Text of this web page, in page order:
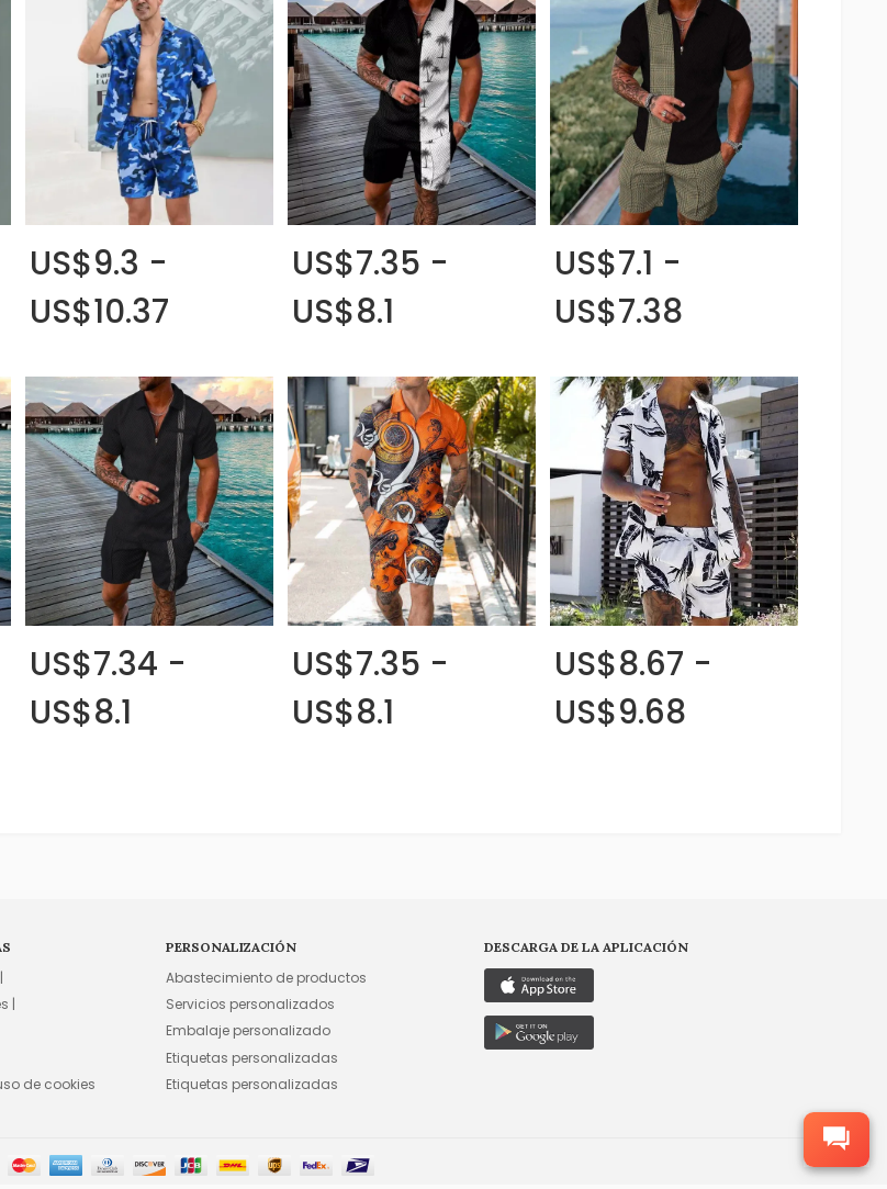
US$9.3 -
US$10.37
US$7.35 -
US$8.1
US$7.1 -
US$7.38
US$7.34 -
US$8.1
US$7.35 -
US$8.1
US$8.67 -
US$9.68
|
de cookies
PERSONALIZACIÓN
Abastecimiento de productos
Servicios personalizados
Embalaje personalizado
Etiquetas personalizadas
Etiquetas personalizadas
DESCARGA DE LA APLICACIÓN